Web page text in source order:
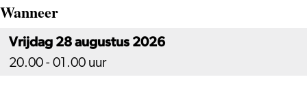
Wanneer
Vrijdag 28 augustus 2026
20.00 - 01.00 uur